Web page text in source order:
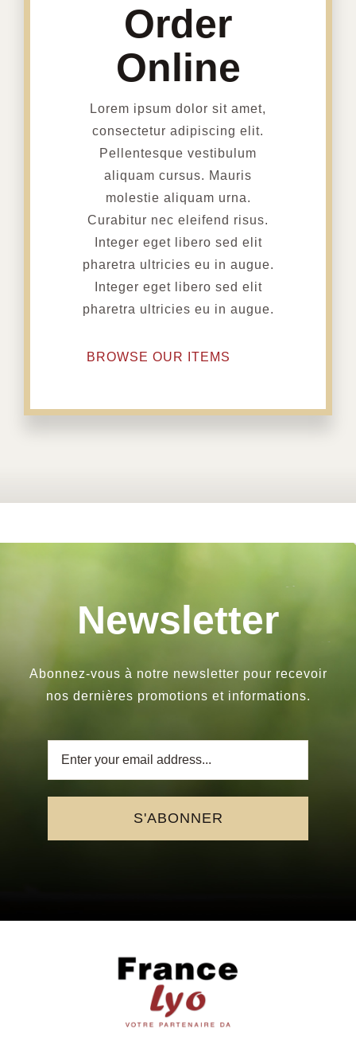
Order
Online
Lorem ipsum dolor sit amet,
consectetur adipiscing elit.
Pellentesque vestibulum
aliquam cursus. Mauris
molestie aliquam urna.
Curabitur nec eleifend risus.
Integer eget libero sed elit
pharetra ultricies eu in augue.
Integer eget libero sed elit
pharetra ultricies eu in augue.
BROWSE OUR ITEMS
Newsletter
Abonnez-vous à notre newsletter pour recevoir
nos dernières promotions et informations.
S'ABONNER